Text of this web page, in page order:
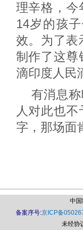
理辛格，今
14岁的孩
效。为了表
制作了这尊
滴印度人民
有消息称
人对此也
字，那场面
中
备案序号:京ICP备
未经协